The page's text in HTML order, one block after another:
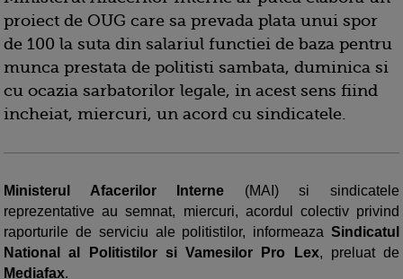
proiect de OUG care sa prevada plata unui spor
de 100 la suta din salariul functiei de baza pentru
munca prestata de politisti sambata, duminica si
cu ocazia sarbatorilor legale, in acest sens fiind
incheiat, miercuri, un acord cu sindicatele.
Ministerul Afacerilor Interne (MAI) si sindicatele
reprezentative au semnat, miercuri, acordul colectiv privind
raporturile de serviciu ale politistilor, informeaza Sindicatul
National al Politistilor si Vamesilor Pro Lex, preluat de
Mediafax.